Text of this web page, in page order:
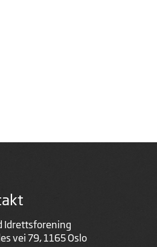
Idrettsforening
vei 79, 1165 Oslo